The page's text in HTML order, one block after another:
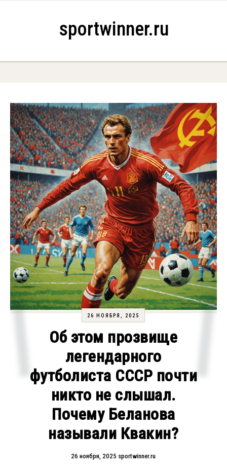
sportwinner.ru
26 НОЯБРЯ, 2025
Об этом прозвище
легендарного
футболиста СССР почти
никто не слышал.
Почему Беланова
называли Квакин?
26 ноября, 2025 sportwinner.ru